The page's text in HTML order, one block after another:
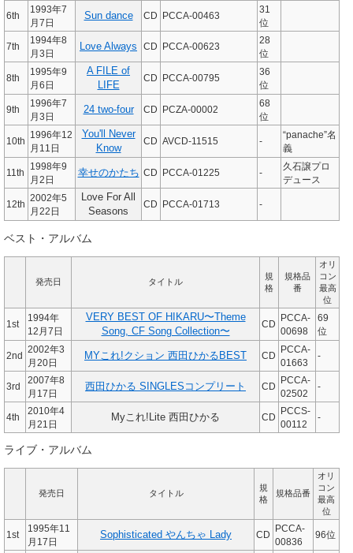
6th
1993年7
月7日
Sun dance CD PCCA-00463
31
位
7th
1994年8
月3日
Love Always CD PCCA-00623
28
位
8th
1995年9
月6日
A FILE of
LIFE
CD PCCA-00795
36
位
9th
1996年7
月3日
24 two-four CD PCZA-00002
68
位
10th
1996年12
月11日
You'll Never
Know
CD AVCD-11515 -
“panache”名
義
11th
1998年9
月2日
幸せのかたち CD PCCA-01225 -
久石譲プロ
デュース
12th
2002年5
月22日
Love For All
Seasons
CD PCCA-01713 -
ベスト・アルバム
発売日 タイトル
規
格
規格品
番
オリ
コン
最高
位
1st
1994年
12月7日
VERY BEST OF HIKARU〜Theme
Song, CF Song Collection〜
CD
PCCA-
00698
69
位
2nd
2002年3
月20日
MYこれ!クション 西田ひかるBEST CD
PCCA-
01663
-
3rd
2007年8
月17日
西田ひかる SINGLESコンプリート CD
PCCA-
02502
-
4th
2010年4
月21日
Myこれ!Lite 西田ひかる CD
PCCS-
00112
-
ライブ・アルバム
発売日 タイトル
規
格
規格品番
オリ
コン
最高
位
1st
1995年11
月17日
Sophisticated やんちゃ Lady CD
PCCA-
00836
96位